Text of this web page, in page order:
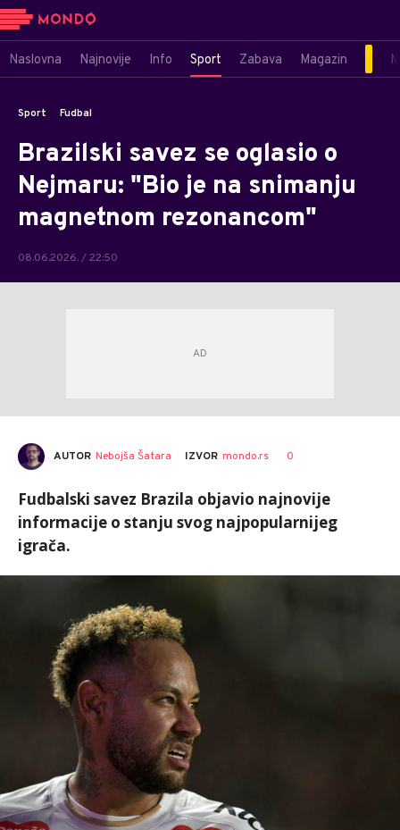
Naslovna Najnovije Info Sport Zabava Magazin
Sport Fudbal
Brazilski savez se oglasio o
Nejmaru: "Bio je na snimanju
magnetnom rezonancom"
08.06.2026. / 22:50
AUTOR Nebojša Šatara IZVOR mondo.rs 0
Fudbalski savez Brazila objavio najnovije
informacije o stanju svog najpopularnijeg
igrača.